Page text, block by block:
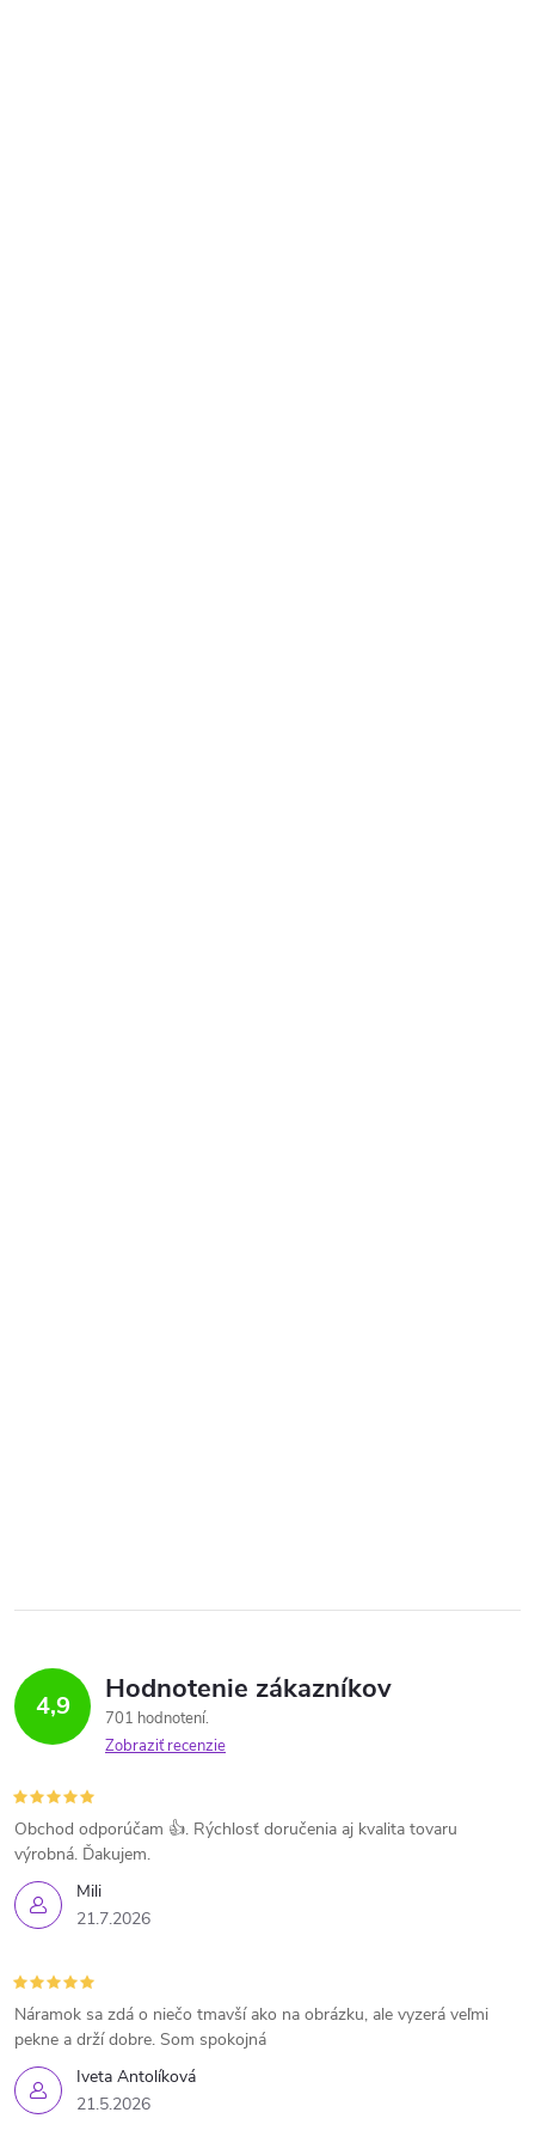
4,9 Hodnotenie zákazníkov
701 hodnotení
Zobraziť recenzie
Mili
21.7.2026
Obchod odporúčam 👍. Rýchlosť doručenia aj kvalita tovaru
výrobná. Ďakujem.
Iveta Antolíková
21.5.2026
Náramok sa zdá o niečo tmavší ako na obrázku, ale vyzerá veľmi
pekne a drží dobre. Som spokojná